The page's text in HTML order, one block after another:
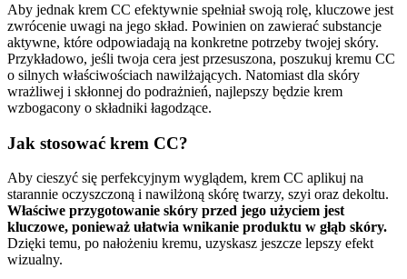
Aby jednak krem CC efektywnie spełniał swoją rolę, kluczowe jest
zwrócenie uwagi na jego skład. Powinien on zawierać substancje
aktywne, które odpowiadają na konkretne potrzeby twojej skóry.
Przykładowo, jeśli twoja cera jest przesuszona, poszukuj kremu CC
o silnych właściwościach nawilżających. Natomiast dla skóry
wrażliwej i skłonnej do podrażnień, najlepszy będzie krem
wzbogacony o składniki łagodzące.
Jak stosować krem CC?
Aby cieszyć się perfekcyjnym wyglądem, krem CC aplikuj na
starannie oczyszczoną i nawilżoną skórę twarzy, szyi oraz dekoltu.
Właściwe przygotowanie skóry przed jego użyciem jest
kluczowe, ponieważ ułatwia wnikanie produktu w głąb skóry.
Dzięki temu, po nałożeniu kremu, uzyskasz jeszcze lepszy efekt
wizualny.